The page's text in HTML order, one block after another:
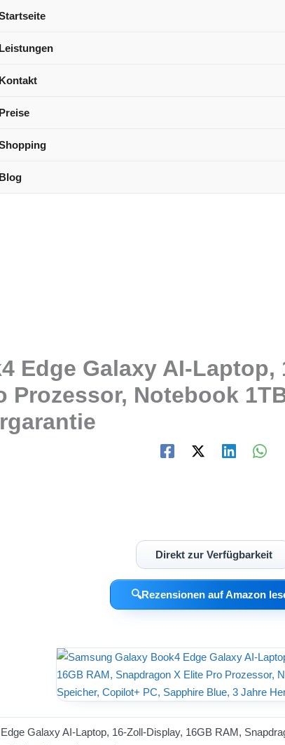
Leistungen
Kontakt
Preise
Blog
Edge Galaxy AI-Laptop,
Prozessor, Notebook
Direkt zur Verfügbarkeit
🔍Rezensionen auf Amazon